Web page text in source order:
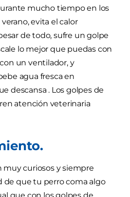
mucho tiempo en los
evita el calor
de todo, sufre un golpe
lo mejor que puedas con
un ventilador, y
agua fresca en
descansa . Los golpes de
atención veterinaria
muy curiosos y siempre
de que tu perro coma algo